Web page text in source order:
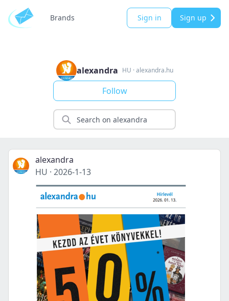
Brands Sign in Sign up
alexandra HU ·alexandra.hu
Follow
alexandra
HU · 2026-1-13